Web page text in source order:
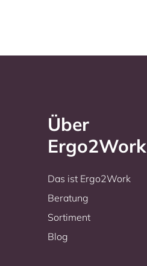
Über
Ergo2Work
Das ist Ergo2Work
Beratung
Sortiment
Blog